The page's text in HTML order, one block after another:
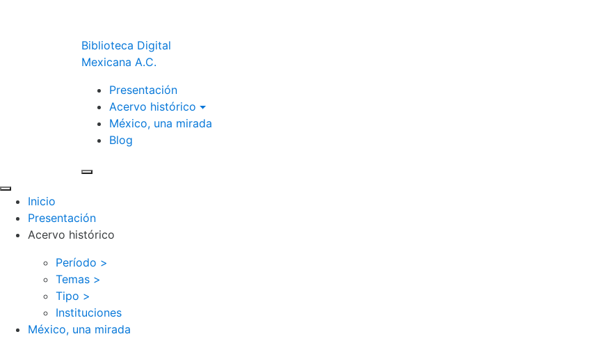
Biblioteca Digital
Mexicana A.C.
Presentación
Acervo histórico
México, una mirada
Blog
Inicio
Presentación
Acervo histórico
Período >
Temas >
Tipo >
Instituciones
México, una mirada